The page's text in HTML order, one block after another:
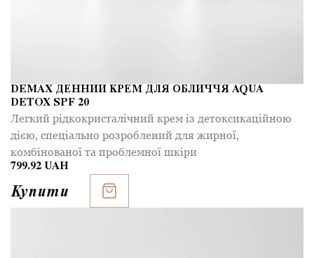
DEMAX ДЕННИЙ КРЕМ ДЛЯ ОБЛИЧЧЯ AQUA
DETOX SPF 20
Легкий рідкокристалічний крем із детоксикаційною
дією, спеціально розроблений для жирної,
комбінованої та проблемної шкіри
799.92 UAH
Купити